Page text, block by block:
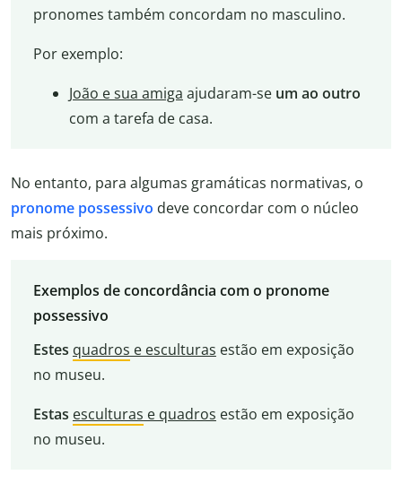
pronomes também concordam no masculino.
Por exemplo:
João e sua amiga ajudaram-se um ao outro
com a tarefa de casa.
No entanto, para algumas gramáticas normativas, o
pronome possessivo deve concordar com o núcleo
mais próximo.
Exemplos de concordância com o pronome
possessivo
Estes quadros e esculturas estão em exposição
no museu.
Estas esculturas e quadros estão em exposição
no museu.